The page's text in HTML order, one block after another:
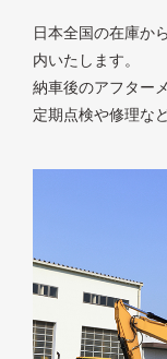
日本全国の在庫か
内いたします。
納車後のアフター
定期点検や修理な